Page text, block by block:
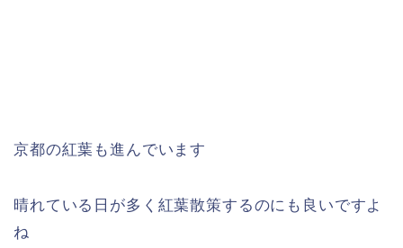
京都の紅葉も進んでいます
晴れている日が多く紅葉散策するのにも良いですよ
ね